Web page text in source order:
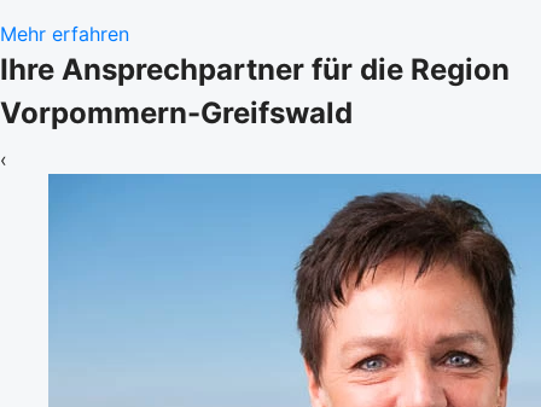
Mehr erfahren
Ihre Ansprechpartner für die Region
Vorpommern-Greifswald
‹